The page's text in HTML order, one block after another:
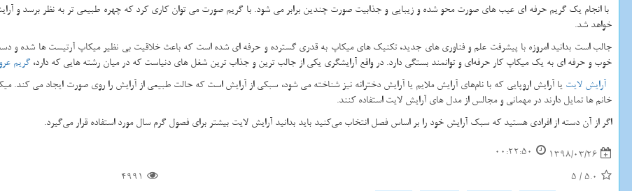
با انجام یک گریم حرفه ای عیب های صورت محو شده و زیبایی و جذابیت صورت چندین برابر می شود. با گریم صورت می توان کاری کرد که چهره طبیعی تر به نظر برسد و
خواهد شد.
جالب است بدانید امروزه با پیشرفت علم و فناوری های جدید، تکنیک های میکاپ به قدری گسترده و حرفه ای شده است که باعث خلاقیت بی نظیر میکاپ آرتیست ها شده و
خوب و حرفه ای به یک میکاپ کار حرفه‌ای و توانمند بستگی دارد. در واقع آرایشگری یکی از جالب ترین و جذاب ترین شغل‌ های دنیاست که در میان رشته هایی که دارد، گریم
آرایش لایت یا آرایش اروپایی که با نام‌های آرایش ملایم یا آرایش دخترانه نیز شناخته می شود، سبکی از آرایش است که حالت طبیعی از آرایش را روی صورت ایجاد می کند.
خانم ها تمایل دارند در مهمانی و مجالس از مدل های آرایش لایت استفاده کنند.
اگر از آن دسته از افرادی هستید که سبک آرایش خود را بر اساس فصل انتخاب می‌کنید باید بدانید آرایش لایت بیشتر برای فصول گرم سال مورد استفاده قرار می‌گیرد.
1398/03/26
00:22:50
5.0
/
5
4991